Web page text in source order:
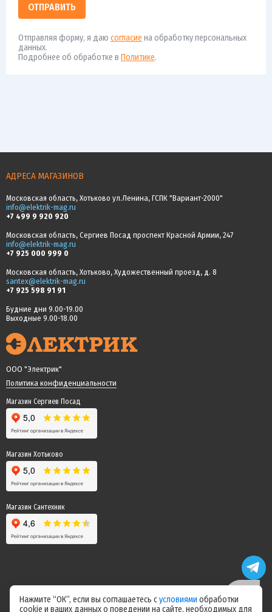
ОТПРАВИТЬ
Отправляя форму, я даю согласие на обработку персональных
данных.
Подробнее об обработке в Политике.
АДРЕСА МАГАЗИНОВ
Московская область, Хотьково ул.Ленина, ГСПК "Вариант-2000"
info@elektrik-mag.ru
+7 499 9 920 920
Московская область, Сергиев Посад проспект Красной Армии, 247
info@elektrik-mag.ru
+7 925 000 999 0
Московская область, Хотьково, Художественный проезд, д. 8
santex@elektrik-mag.ru
+7 925 598 91 91
Будние дни 9.00-19.00
Выходные 9.00-18.00
ООО "Электрик"
Политика конфиденциальности
Магазин Сергиев Посад
Магазин Хотьково
Магазин Сантехник
Нажмите “ОК”, если вы соглашаетесь сусловиями обработки
cookie и ваших данных о поведении на сайте, необходимых для